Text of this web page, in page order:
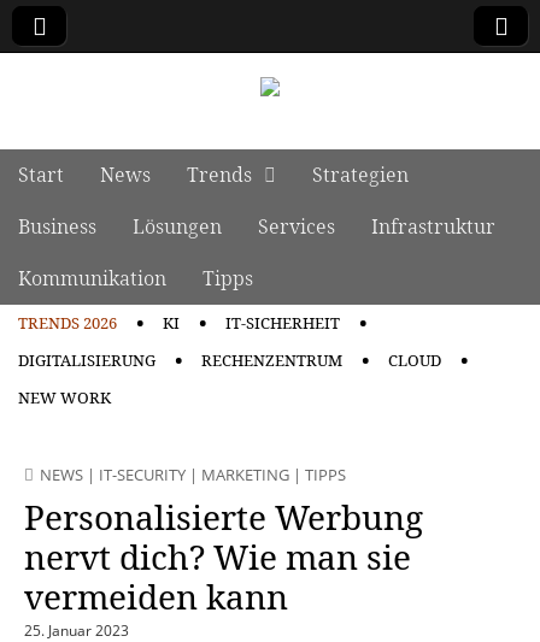
Main menu
Skip to content
Start News Trends
Strategien
Business
Lösungen Services
Infrastruktur
Kommunikation
Tipps
TRENDS 2026 KI
IT-SICHERHEIT
DIGITALISIERUNG
RECHENZENTRUM
CLOUD
NEW WORK
NEWS | IT-SECURITY | MARKETING | TIPPS
Personalisierte Werbung
nervt dich? Wie man sie
vermeiden kann
25. Januar 2023